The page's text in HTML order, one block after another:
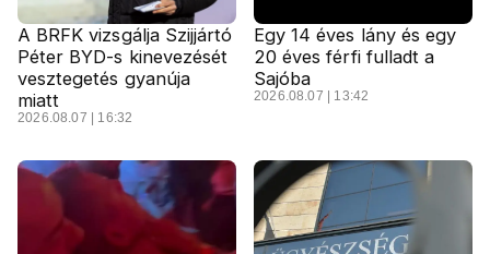
A BRFK vizsgálja Szijjártó
Péter BYD-s kinevezését
vesztegetés gyanúja
miatt
2026.08.07 | 16:32
Egy 14 éves lány és egy
20 éves férfi fulladt a
Sajóba
2026.08.07 | 13:42